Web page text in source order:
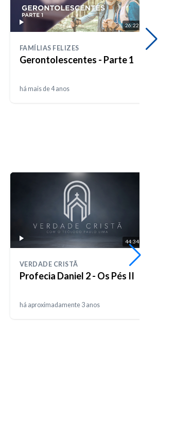
26:22
FAMÍLIAS FELIZES
Gerontolescentes - Parte 1
há mais de 4 anos
44:34
VERDADE CRISTÃ
Profecia Daniel 2 - Os Pés II
há aproximadamente 3 anos